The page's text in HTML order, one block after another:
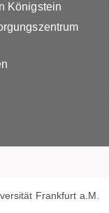
Königstein
Frankfurt a.M.